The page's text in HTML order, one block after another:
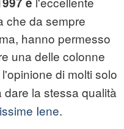
che da sempre
hanno permesso
una delle colonne
di molti solo
dare la stessa qualità
Iene.